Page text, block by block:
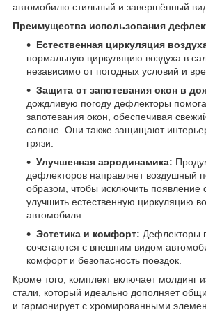
автомобилю стильный и завершённый
Преимущества использования
Естественная циркуляция
нормальную циркуляцию воздуха в
независимо от погодных условий и
Защита от запотевания окон в
дождливую погоду дефлекторы
запотевания окон, обеспечивая
салоне. Они также защищают
грязи.
Улучшенная аэродинамика:
дефлекторов направляет воздушный
образом, чтобы исключить появление
улучшить естественную циркуляцию
автомобиля.
Эстетика и комфорт: Дефлекторы
сочетаются с внешним видом
комфорт и безопасность поездок.
Кроме того, комплект включает молдинг
стали, который идеально дополняет
и гармонирует с хромированными